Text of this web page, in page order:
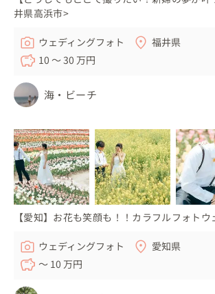
井県高浜市>
ウェディングフォト
福井県
10 〜 30 万円
海・ビーチ
【愛知】お花も笑顔も！！カラフルフォトウ
ウェディングフォト
愛知県
〜 10 万円